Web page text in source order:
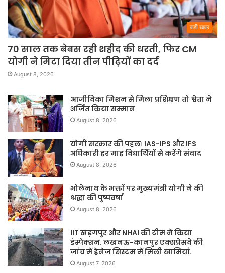
बड़ी खबर
70 साल तक बेबस रही शहीद की धरती, फिर CM
योगी ने मिटा दिया तीन पीढ़ियों का दर्द
August 8, 2026
आजीविका मिशन से मिला प्रशिक्षण तो श्वेता ने
अर्जित किया सम्मान
August 8, 2026
योगी सरकार की पहलः IAS-IPS और IFS
अधिकारी हर माह विद्यार्थियों से करेंगे संवाद
August 8, 2026
भोलेनाथ के भक्तों पर मुख्यमंत्री योगी ने की
श्रद्धा की पुष्पवर्षा
August 8, 2026
IIT खड़गपुर और NHAI की टीम ने किया
इंस्पेक्शन. लखनऊ-कानपुर एक्सप्रेसवे की
जांच में ड्रेनेज सिस्टम में मिली खामियां.
August 7, 2026